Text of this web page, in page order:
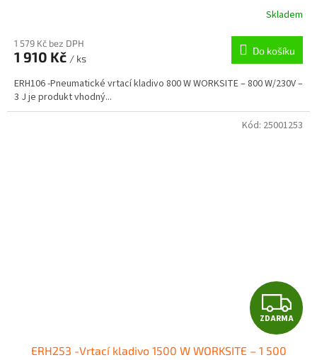
R
M
A
Skladem
1 579 Kč bez DPH
1 910 Kč / ks
Do košíku
ERH106 -Pneumatické vrtací kladivo 800 W WORKSITE – 800 W/230V –
3 J je produkt vhodný...
Z
D
ZDARMA
ERH253 -Vrtací kladivo 1500 W WORKSITE – 1 500
Kód: 25001253